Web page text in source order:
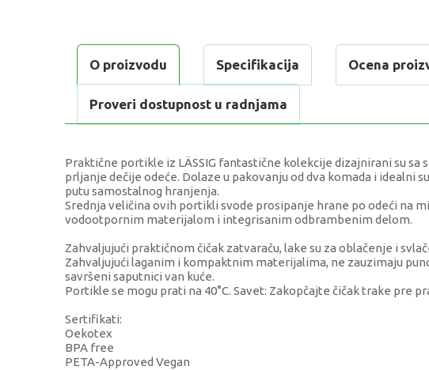
O proizvodu Specifikacija Ocena
Proveri dostupnost u radnjama
Praktične portikle iz LÄSSIG fantastične kolekcije dizajnirani su
prljanje dečije odeće. Dolaze u pakovanju od dva komada i idealni
putu samostalnog hranjenja.
Srednja veličina ovih portikli svode prosipanje hrane po odeći na
vodootpornim materijalom i integrisanim odbrambenim delom.
Zahvaljujući praktičnom čičak zatvaraču, lake su za oblačenje i
Zahvaljujući laganim i kompaktnim materijalima, ne zauzimaju
savršeni saputnici van kuće.
Portikle se mogu prati na 40°C. Savet: Zakopčajte čičak trake pre
Sertifikati:
Oekotex
BPA free
PETA-Approved Vegan